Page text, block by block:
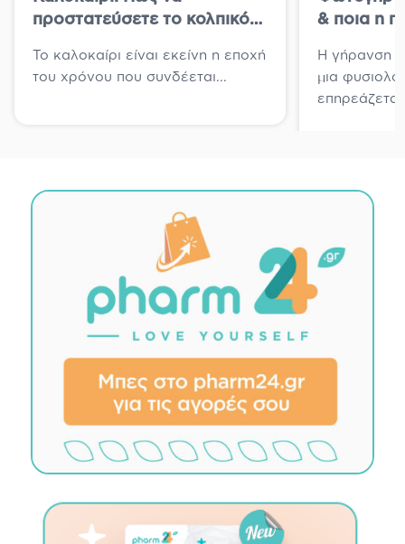
προστατεύσετε το κολπικό
Το καλοκαίρι είναι εκείνη η εποχή
του χρόνου που συνδέεται...
& ποια η
Η γήρανση
μια